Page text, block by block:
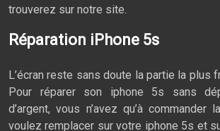
trouverez sur notre site.
Réparation iPhone 5s
L’écran reste sans doute la partie la plus
Pour réparer son iphone 5s sans
d’argent, vous n’avez qu’à
voulez remplacer sur votre iphone 5s et